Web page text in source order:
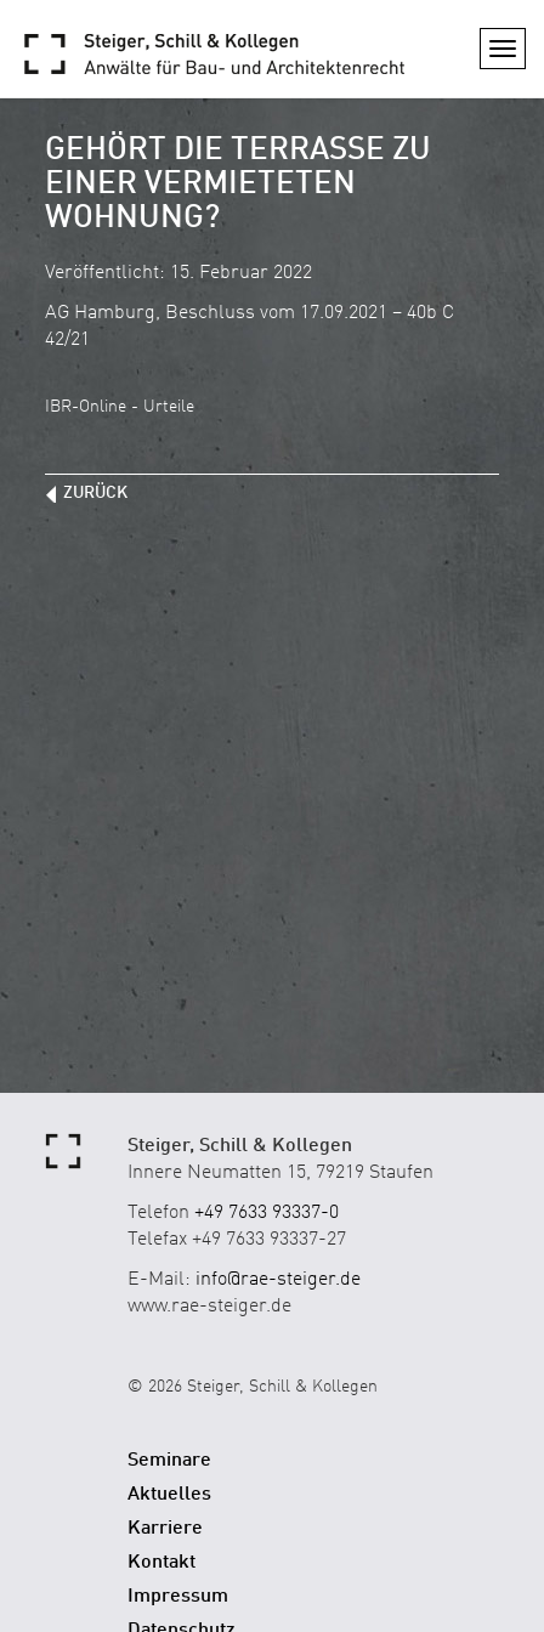
GEHÖRT DIE TERRASSE ZU
EINER VERMIETETEN
WOHNUNG?
Veröffentlicht: 15. Februar 2022
AG Hamburg, Beschluss vom 17.09.2021 – 40b C
42/21
IBR-Online - Urteile
ZURÜCK
Steiger, Schill & Kollegen
Innere Neumatten 15, 79219 Staufen
Telefon +49 7633 93337-0
Telefax +49 7633 93337-27
E-Mail: info@rae-steiger.de
www.rae-steiger.de
© 2026 Steiger, Schill & Kollegen
Seminare
Aktuelles
Karriere
Kontakt
Impressum